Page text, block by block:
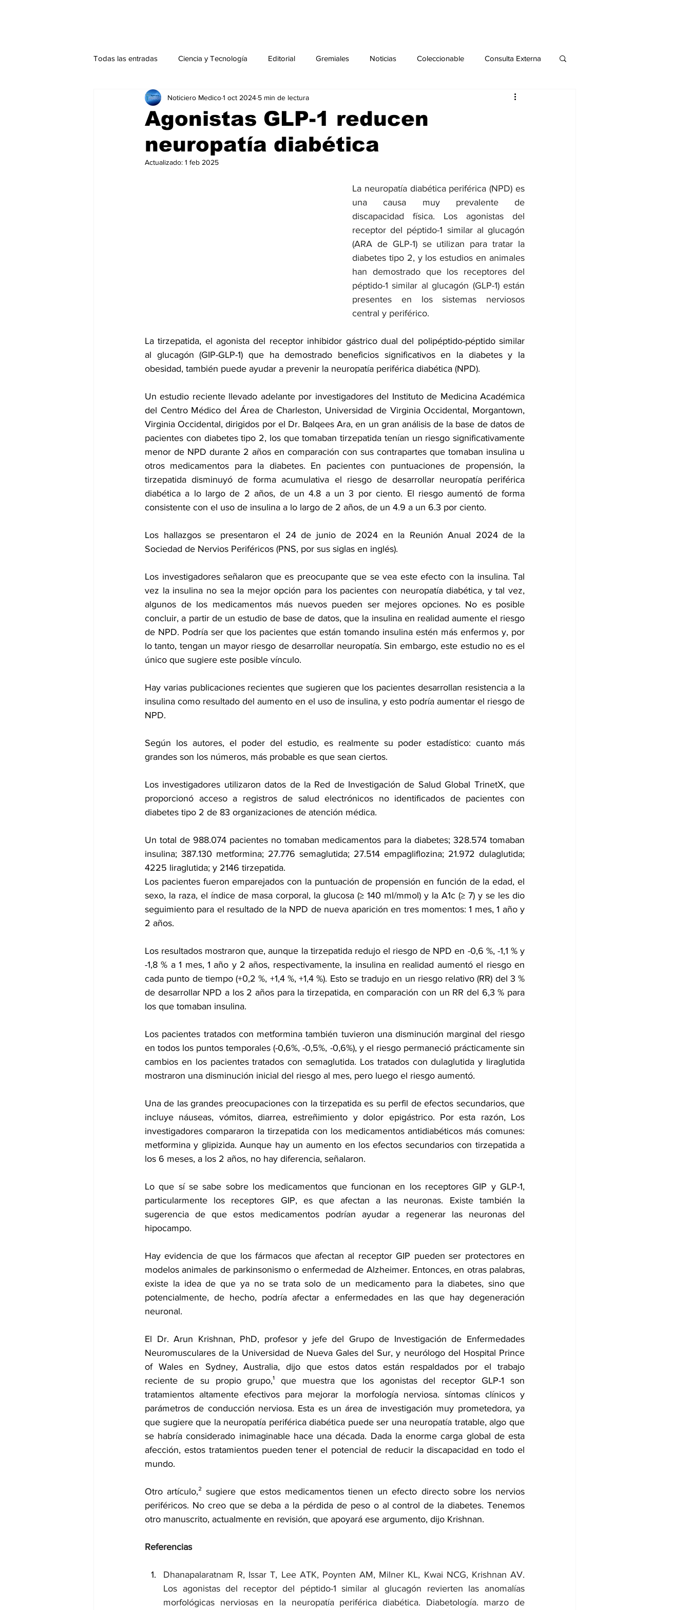
Todas las entradas Ciencia y Tecnología Editorial Gremiales Noticias Coleccionable Consulta Externa
Actualidad Salud Mental Agenda Sección especial Publicaciones
Endocrinología Actualidad especial Ciencia y Tecnología especial
dia mundial de la diabetes
Agonistas GLP-1 reducen
neuropatía diabética
Noticiero Medico1 oct 2024 5 min de lectura
Actualizado: 1 feb 2025
La neuropatía diabética periférica (NPD) es
una causa muy prevalente de
discapacidad física. Los agonistas del
receptor del péptido-1 similar al glucagón
(ARA de GLP-1) se utilizan para tratar la
diabetes tipo 2, y los estudios en animales
han demostrado que los receptores del
péptido-1 similar al glucagón (GLP-1) están
presentes en los sistemas nerviosos
central y periférico.
La tirzepatida, el agonista del receptor inhibidor gástrico dual del polipéptido-péptido similar
al glucagón (GIP-GLP-1) que ha demostrado beneficios significativos en la diabetes y la
obesidad, también puede ayudar a prevenir la neuropatía periférica diabética (NPD).
Un estudio reciente llevado adelante por investigadores del Instituto de Medicina Académica
del Centro Médico del Área de Charleston, Universidad de Virginia Occidental, Morgantown,
Virginia Occidental, dirigidos por el Dr. Balqees Ara, en un gran análisis de la base de datos de
pacientes con diabetes tipo 2, los que tomaban tirzepatida tenían un riesgo significativamente
menor de NPD durante 2 años en comparación con sus contrapartes que tomaban insulina u
otros medicamentos para la diabetes. En pacientes con puntuaciones de propensión, la
tirzepatida disminuyó de forma acumulativa el riesgo de desarrollar neuropatía periférica
diabética a lo largo de 2 años, de un 4.8 a un 3 por ciento. El riesgo aumentó de forma
consistente con el uso de insulina a lo largo de 2 años, de un 4.9 a un 6.3 por ciento.
Los hallazgos se presentaron el 24 de junio de 2024 en la Reunión Anual 2024 de la
Sociedad de Nervios Periféricos (PNS, por sus siglas en inglés).
Los investigadores señalaron que es preocupante que se vea este efecto con la insulina. Tal
vez la insulina no sea la mejor opción para los pacientes con neuropatía diabética, y tal vez,
algunos de los medicamentos más nuevos pueden ser mejores opciones. No es posible
concluir, a partir de un estudio de base de datos, que la insulina en realidad aumente el riesgo
de NPD. Podría ser que los pacientes que están tomando insulina estén más enfermos y, por
lo tanto, tengan un mayor riesgo de desarrollar neuropatía. Sin embargo, este estudio no es el
único que sugiere este posible vínculo.
Hay varias publicaciones recientes que sugieren que los pacientes desarrollan resistencia a la
insulina como resultado del aumento en el uso de insulina, y esto podría aumentar el riesgo de
NPD.
Según los autores, el poder del estudio, es realmente su poder estadístico: cuanto más
grandes son los números, más probable es que sean ciertos.
Los investigadores utilizaron datos de la Red de Investigación de Salud Global TrinetX, que
proporcionó acceso a registros de salud electrónicos no identificados de pacientes con
diabetes tipo 2 de 83 organizaciones de atención médica.
Un total de 988.074 pacientes no tomaban medicamentos para la diabetes; 328.574 tomaban
insulina; 387.130 metformina; 27.776 semaglutida; 27.514 empagliflozina; 21.972 dulaglutida;
4225 liraglutida; y 2146 tirzepatida.
Los pacientes fueron emparejados con la puntuación de propensión en función de la edad, el
sexo, la raza, el índice de masa corporal, la glucosa (≥ 140 ml/mmol) y la A1c (≥ 7) y se les dio
seguimiento para el resultado de la NPD de nueva aparición en tres momentos: 1 mes, 1 año y
2 años.
Los resultados mostraron que, aunque la tirzepatida redujo el riesgo de NPD en -0,6 %, -1,1 % y
-1,8 % a 1 mes, 1 año y 2 años, respectivamente, la insulina en realidad aumentó el riesgo en
cada punto de tiempo (+0,2 %, +1,4 %, +1,4 %). Esto se tradujo en un riesgo relativo (RR) del 3 %
de desarrollar NPD a los 2 años para la tirzepatida, en comparación con un RR del 6,3 % para
los que tomaban insulina.
Los pacientes tratados con metformina también tuvieron una disminución marginal del riesgo
en todos los puntos temporales (-0,6%, -0,5%, -0,6%), y el riesgo permaneció prácticamente sin
cambios en los pacientes tratados con semaglutida. Los tratados con dulaglutida y liraglutida
mostraron una disminución inicial del riesgo al mes, pero luego el riesgo aumentó.
Una de las grandes preocupaciones con la tirzepatida es su perfil de efectos secundarios, que
incluye náuseas, vómitos, diarrea, estreñimiento y dolor epigástrico. Por esta razón, Los
investigadores compararon la tirzepatida con los medicamentos antidiabéticos más comunes:
metformina y glipizida. Aunque hay un aumento en los efectos secundarios con tirzepatida a
los 6 meses, a los 2 años, no hay diferencia, señalaron.
Lo que sí se sabe sobre los medicamentos que funcionan en los receptores GIP y GLP-1,
particularmente los receptores GIP, es que afectan a las neuronas. Existe también la
sugerencia de que estos medicamentos podrían ayudar a regenerar las neuronas del
hipocampo.
Hay evidencia de que los fármacos que afectan al receptor GIP pueden ser protectores en
modelos animales de parkinsonismo o enfermedad de Alzheimer. Entonces, en otras palabras,
existe la idea de que ya no se trata solo de un medicamento para la diabetes, sino que
potencialmente, de hecho, podría afectar a enfermedades en las que hay degeneración
neuronal.
El Dr. Arun Krishnan, PhD, profesor y jefe del Grupo de Investigación de Enfermedades
Neuromusculares de la Universidad de Nueva Gales del Sur, y neurólogo del Hospital Prince
of Wales en Sydney, Australia, dijo que estos datos están respaldados por el trabajo
reciente de su propio grupo,¹ que muestra que los agonistas del receptor GLP-1 son
tratamientos altamente efectivos para mejorar la morfología nerviosa. síntomas clínicos y
parámetros de conducción nerviosa. Esta es un área de investigación muy prometedora, ya
que sugiere que la neuropatía periférica diabética puede ser una neuropatía tratable, algo que
se habría considerado inimaginable hace una década. Dada la enorme carga global de esta
afección, estos tratamientos pueden tener el potencial de reducir la discapacidad en todo el
mundo.
Otro artículo,² sugiere que estos medicamentos tienen un efecto directo sobre los nervios
periféricos. No creo que se deba a la pérdida de peso o al control de la diabetes. Tenemos
otro manuscrito, actualmente en revisión, que apoyará ese argumento, dijo Krishnan.
Referencias
Dhanapalaratnam R, Issar T, Lee ATK, Poynten AM, Milner KL, Kwai NCG, Krishnan AV.
Los agonistas del receptor del péptido-1 similar al glucagón revierten las anomalías
morfológicas nerviosas en la neuropatía periférica diabética. Diabetología. marzo de